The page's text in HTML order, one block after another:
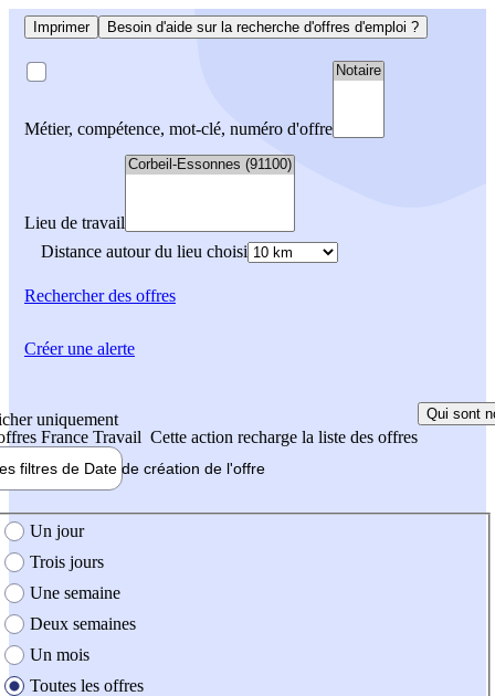
Imprimer Besoin d'aide sur la recherche d'offres d'emploi ?
Métier, compétence, mot-clé, numéro d'offre
Lieu de travail
Distance autour du lieu choisi
Rechercherdes offres
uniquement
France Travail Cette action recharge la liste des offres
Qui sont
filtres de Date de création de l'offre
création de l'offre
Un jour
Trois jours
Une semaine
Deux semaines
Un mois
Toutes les offres
Créer une alerte